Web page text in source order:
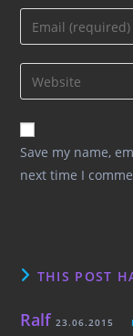
name
comment
Enter
your
email
address
comment
Enter
your
website
URL
(optional)
Save my name,
next time I
THIS POST
Ralf 23.06.2015